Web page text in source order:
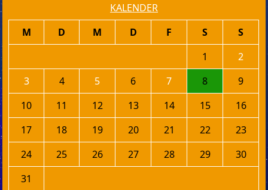
KALENDER
M D M D F S
S
1
2
3
4 5 6 7 8
9
10
11 12 13 14 15
16
17
18 19 20 21 22
23
24
25 26 27 28 29
30
31